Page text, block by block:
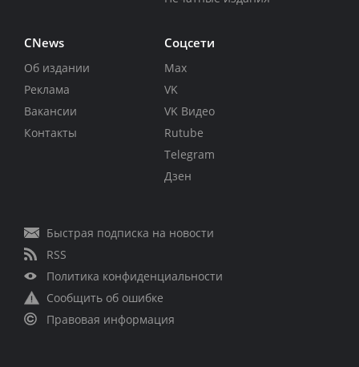
CNews
Об издании
Реклама
Вакансии
Контакты
Соцсети
Max
VK
VK Видео
Rutube
Telegram
Дзен
Быстрая подписка на новости
RSS
Политика конфиденциальности
Сообщить об ошибке
Правовая информация